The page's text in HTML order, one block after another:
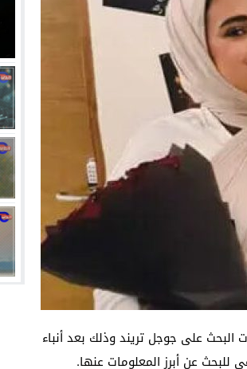
على جوجل تريند وذلك بعد أنباء
للبحث عن أبرز المعلومات عنها.